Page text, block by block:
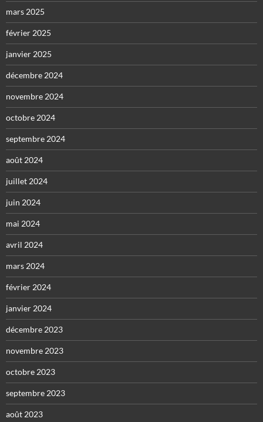
mars 2025
février 2025
janvier 2025
décembre 2024
novembre 2024
octobre 2024
septembre 2024
août 2024
juillet 2024
juin 2024
mai 2024
avril 2024
mars 2024
février 2024
janvier 2024
décembre 2023
novembre 2023
octobre 2023
septembre 2023
août 2023